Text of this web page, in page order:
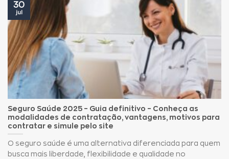
Seguro Saúde 2025 – Guia definitivo – Conheça as
modalidades de contratação, vantagens, motivos para
contratar e simule pelo site
O seguro saúde é uma alternativa diferenciada para quem
busca mais liberdade, flexibilidade e qualidade no
30
jul